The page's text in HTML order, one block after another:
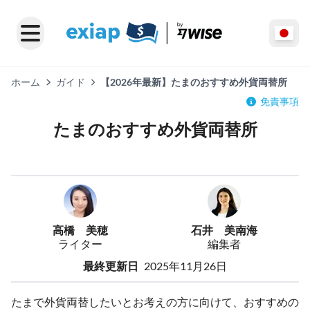
ホーム ガイド
【2026年最新】たまのおすすめ外貨両替所
免責事項
たまのおすすめ外貨両替所
高橋 美穂
ライター
石井 美南海
編集者
最終更新日 2025年11月26日
たまで外貨両替したいとお考えの方に向けて、おすすめの